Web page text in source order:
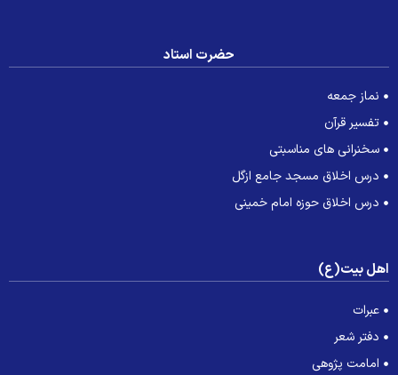
حضرت استاد
نماز جمعه
تفسیر قرآن
سخنرانی های مناسبتی
درس اخلاق مسجد جامع ازگل
درس اخلاق حوزه امام خمینی
بیت(ع)
عبرات
دفتر شعر
امامت پژوهی